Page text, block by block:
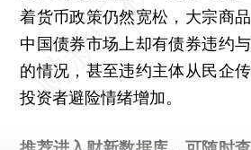
着货币政策仍然宽松，大宗商
中国债券市场上却有债券违约
的情况，甚至违约主体从民企
投资者避险情绪增加。